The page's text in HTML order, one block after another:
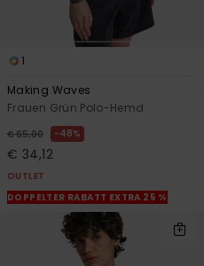
1
Making Waves
Frauen Grün Polo-Hemd
€ 65,00 48%
€ 34,12
OUTLET
DOPPELTER RABATT EXTRA 25 %